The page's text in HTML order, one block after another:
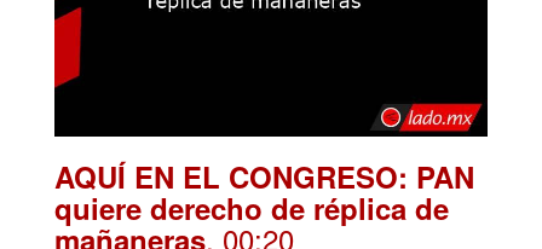
AQUÍ EN EL CONGRESO: PAN
quiere derecho de réplica de
mañaneras. 00:20